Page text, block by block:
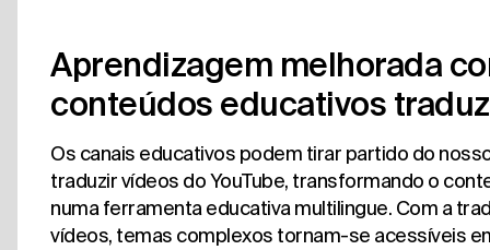
Aprendizagem melhorada
conteúdos educativos
Os canais educativos podem tirar partido do
traduzir vídeos do YouTube, transformando o
numa ferramenta educativa multilingue. Com a
vídeos, temas complexos tornam-se acessíveis